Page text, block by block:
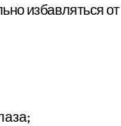
избавляться от